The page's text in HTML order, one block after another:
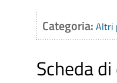
Categoria: Altri
Scheda